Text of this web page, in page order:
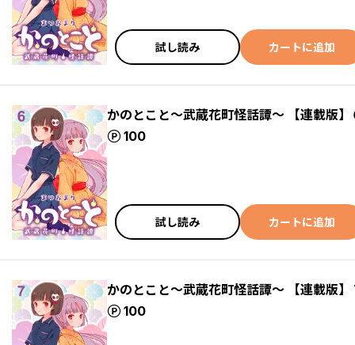
試し読み カートに追加
かのとこと～武蔵花町怪話譚～ 【連載版】
100
ポイント
試し読み カートに追加
かのとこと～武蔵花町怪話譚～ 【連載版】
100
ポイント